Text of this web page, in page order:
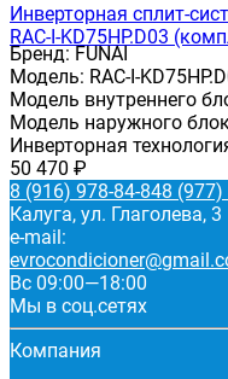
Инверторная сплит-
RAC-I-KD75HP.D03
Бренд:FUNAI
Модель: RAC-I-
Модель внутреннего
Модель наружного
Инверторная
50 470 ₽
8 (916) 978-84-848 (977)
Калуга, ул. Глаголева, 3
e-mail:
Вс 09:00—18:00
Мы в соц.сетях
Компания